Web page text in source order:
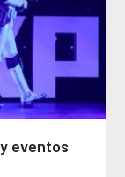
eventos